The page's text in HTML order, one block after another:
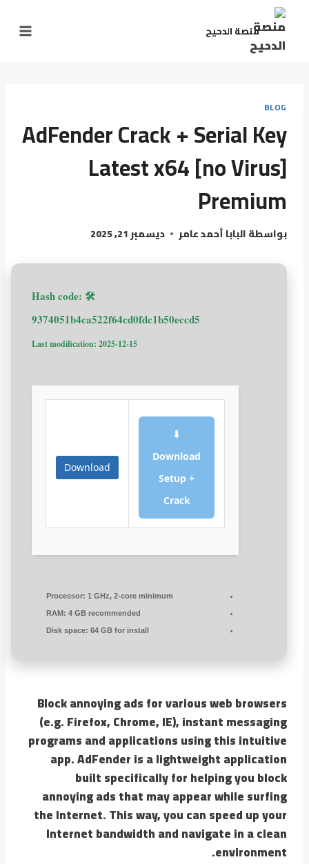
منصة الدحيح
BLOG
AdFender Crack + Serial Key
Latest x64 [no Virus]
Premium
بواسطةالبابا أحمد عامر ديسمبر 21, 2025
🛠 Hash code:
9374051b4ca522f64cd0fdc1b50eccd5
Last modification: 2025-12-15
⬇
Download
Setup +
Crack
Download
Processor: 1 GHz, 2-core minimum
RAM: 4 GB recommended
Disk space: 64 GB for install
Block annoying ads for various web browsers
(e.g. Firefox, Chrome, IE), instant messaging
programs and applications using this intuitive
app. AdFender is a lightweight application
built specifically for helping you block
annoying ads that may appear while surfing
the Internet. This way, you can speed up your
Internet bandwidth and navigate in a clean
environment.